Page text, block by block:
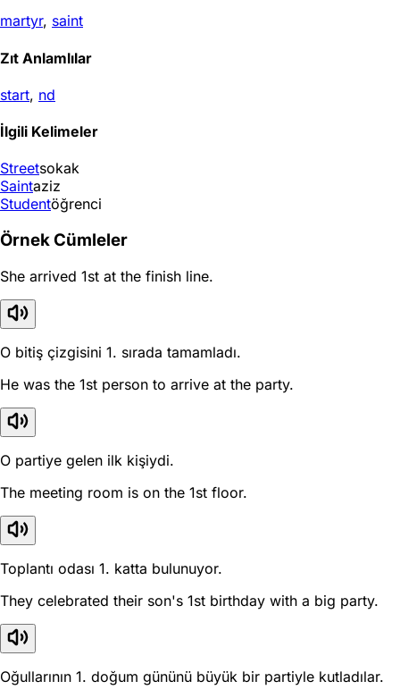
martyr, saint
Zıt Anlamlılar
start, nd
İlgili Kelimeler
Streetsokak
Saintaziz
Studentöğrenci
Örnek Cümleler
She arrived 1st at the finish line.
O bitiş çizgisini 1. sırada tamamladı.
He was the 1st person to arrive at the party.
O partiye gelen ilk kişiydi.
The meeting room is on the 1st floor.
Toplantı odası 1. katta bulunuyor.
They celebrated their son's 1st birthday with a big party.
Oğullarının 1. doğum gününü büyük bir partiyle kutladılar.